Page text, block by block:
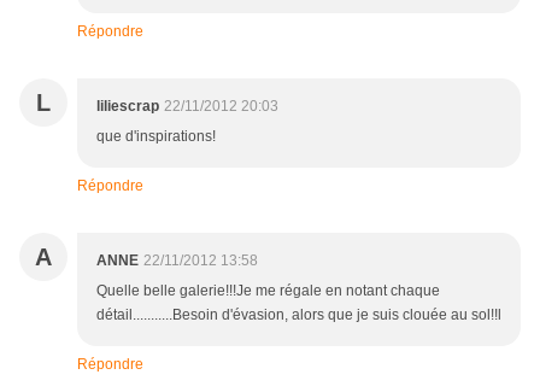
Répondre
L liliescrap 22/11/2012 20:03
que d'inspirations!
Répondre
A ANNE 22/11/2012 13:58
Quelle belle galerie!!!Je me régale en notant chaque
détail...........Besoin d'évasion, alors que je suis clouée au sol!!l
Répondre